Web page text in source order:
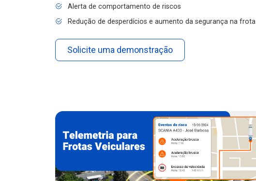
Alerta de comportamento de riscos
Redução de desperdícios e aumento da segurança na frota
Solicite uma demonstração